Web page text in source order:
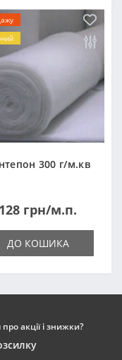
300 г/м.кв
128 грн/м.п.
ДО КОШИКА
акції і знижки?